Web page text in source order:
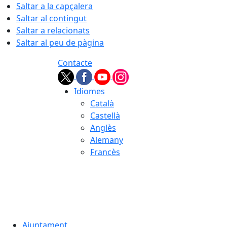
Saltar a la capçalera
Saltar al contingut
Saltar a relacionats
Saltar al peu de pàgina
Contacte
Idiomes
Català
Castellà
Anglès
Alemany
Francès